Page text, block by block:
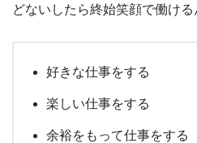
どないしたら終始笑顔で働ける
好きな仕事をする
楽しい仕事をする
余裕をもって仕事をする